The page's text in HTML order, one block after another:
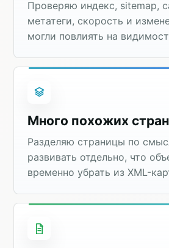
Проверяю индекс, sitemap,
метатеги, скорость и
могли повлиять на
Много похожих
Разделяю страницы по
развивать отдельно, что
временно убрать из XML-